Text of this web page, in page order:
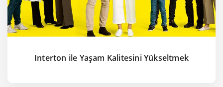
Interton ile Yaşam Kalitesini Yükseltmek